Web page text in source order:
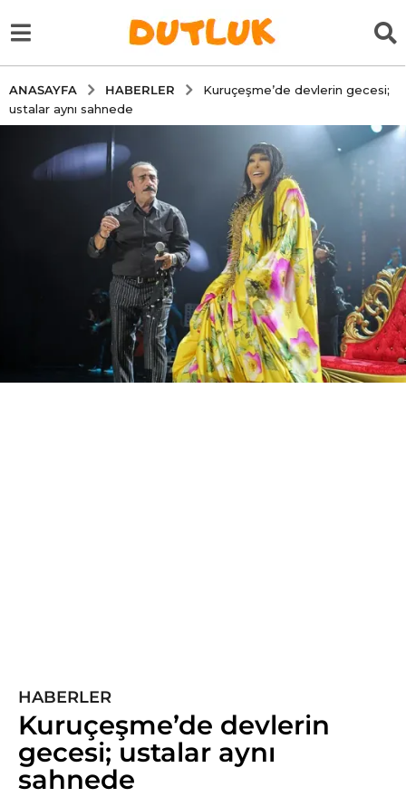
ANASAYFA HABERLER
Kuruçeşme’de devlerin gecesi;
ustalar aynı sahnede
n
c
HABERLER
Kuruçeşme’de devlerin
gecesi; ustalar aynı
sahnede